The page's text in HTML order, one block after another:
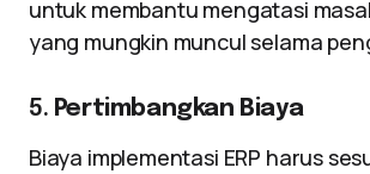
untuk membantu mengatasi
yang mungkin muncul selama
5. Pertimbangkan Biaya
Biaya implementasi ERP harus